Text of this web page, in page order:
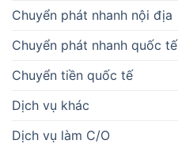
Chuyển phát nhanh nội địa
Chuyển phát nhanh quốc tế
Chuyển tiền quốc tế
Dịch vụ khác
Dịch vụ làm C/O